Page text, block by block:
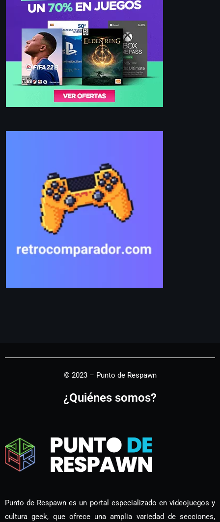
© 2023 – Punto de Respawn
¿Quiénes somos?
Punto de Respawn es un portal especializado en videojuegos y
cultura geek, que ofrece una amplia variedad de secciones,